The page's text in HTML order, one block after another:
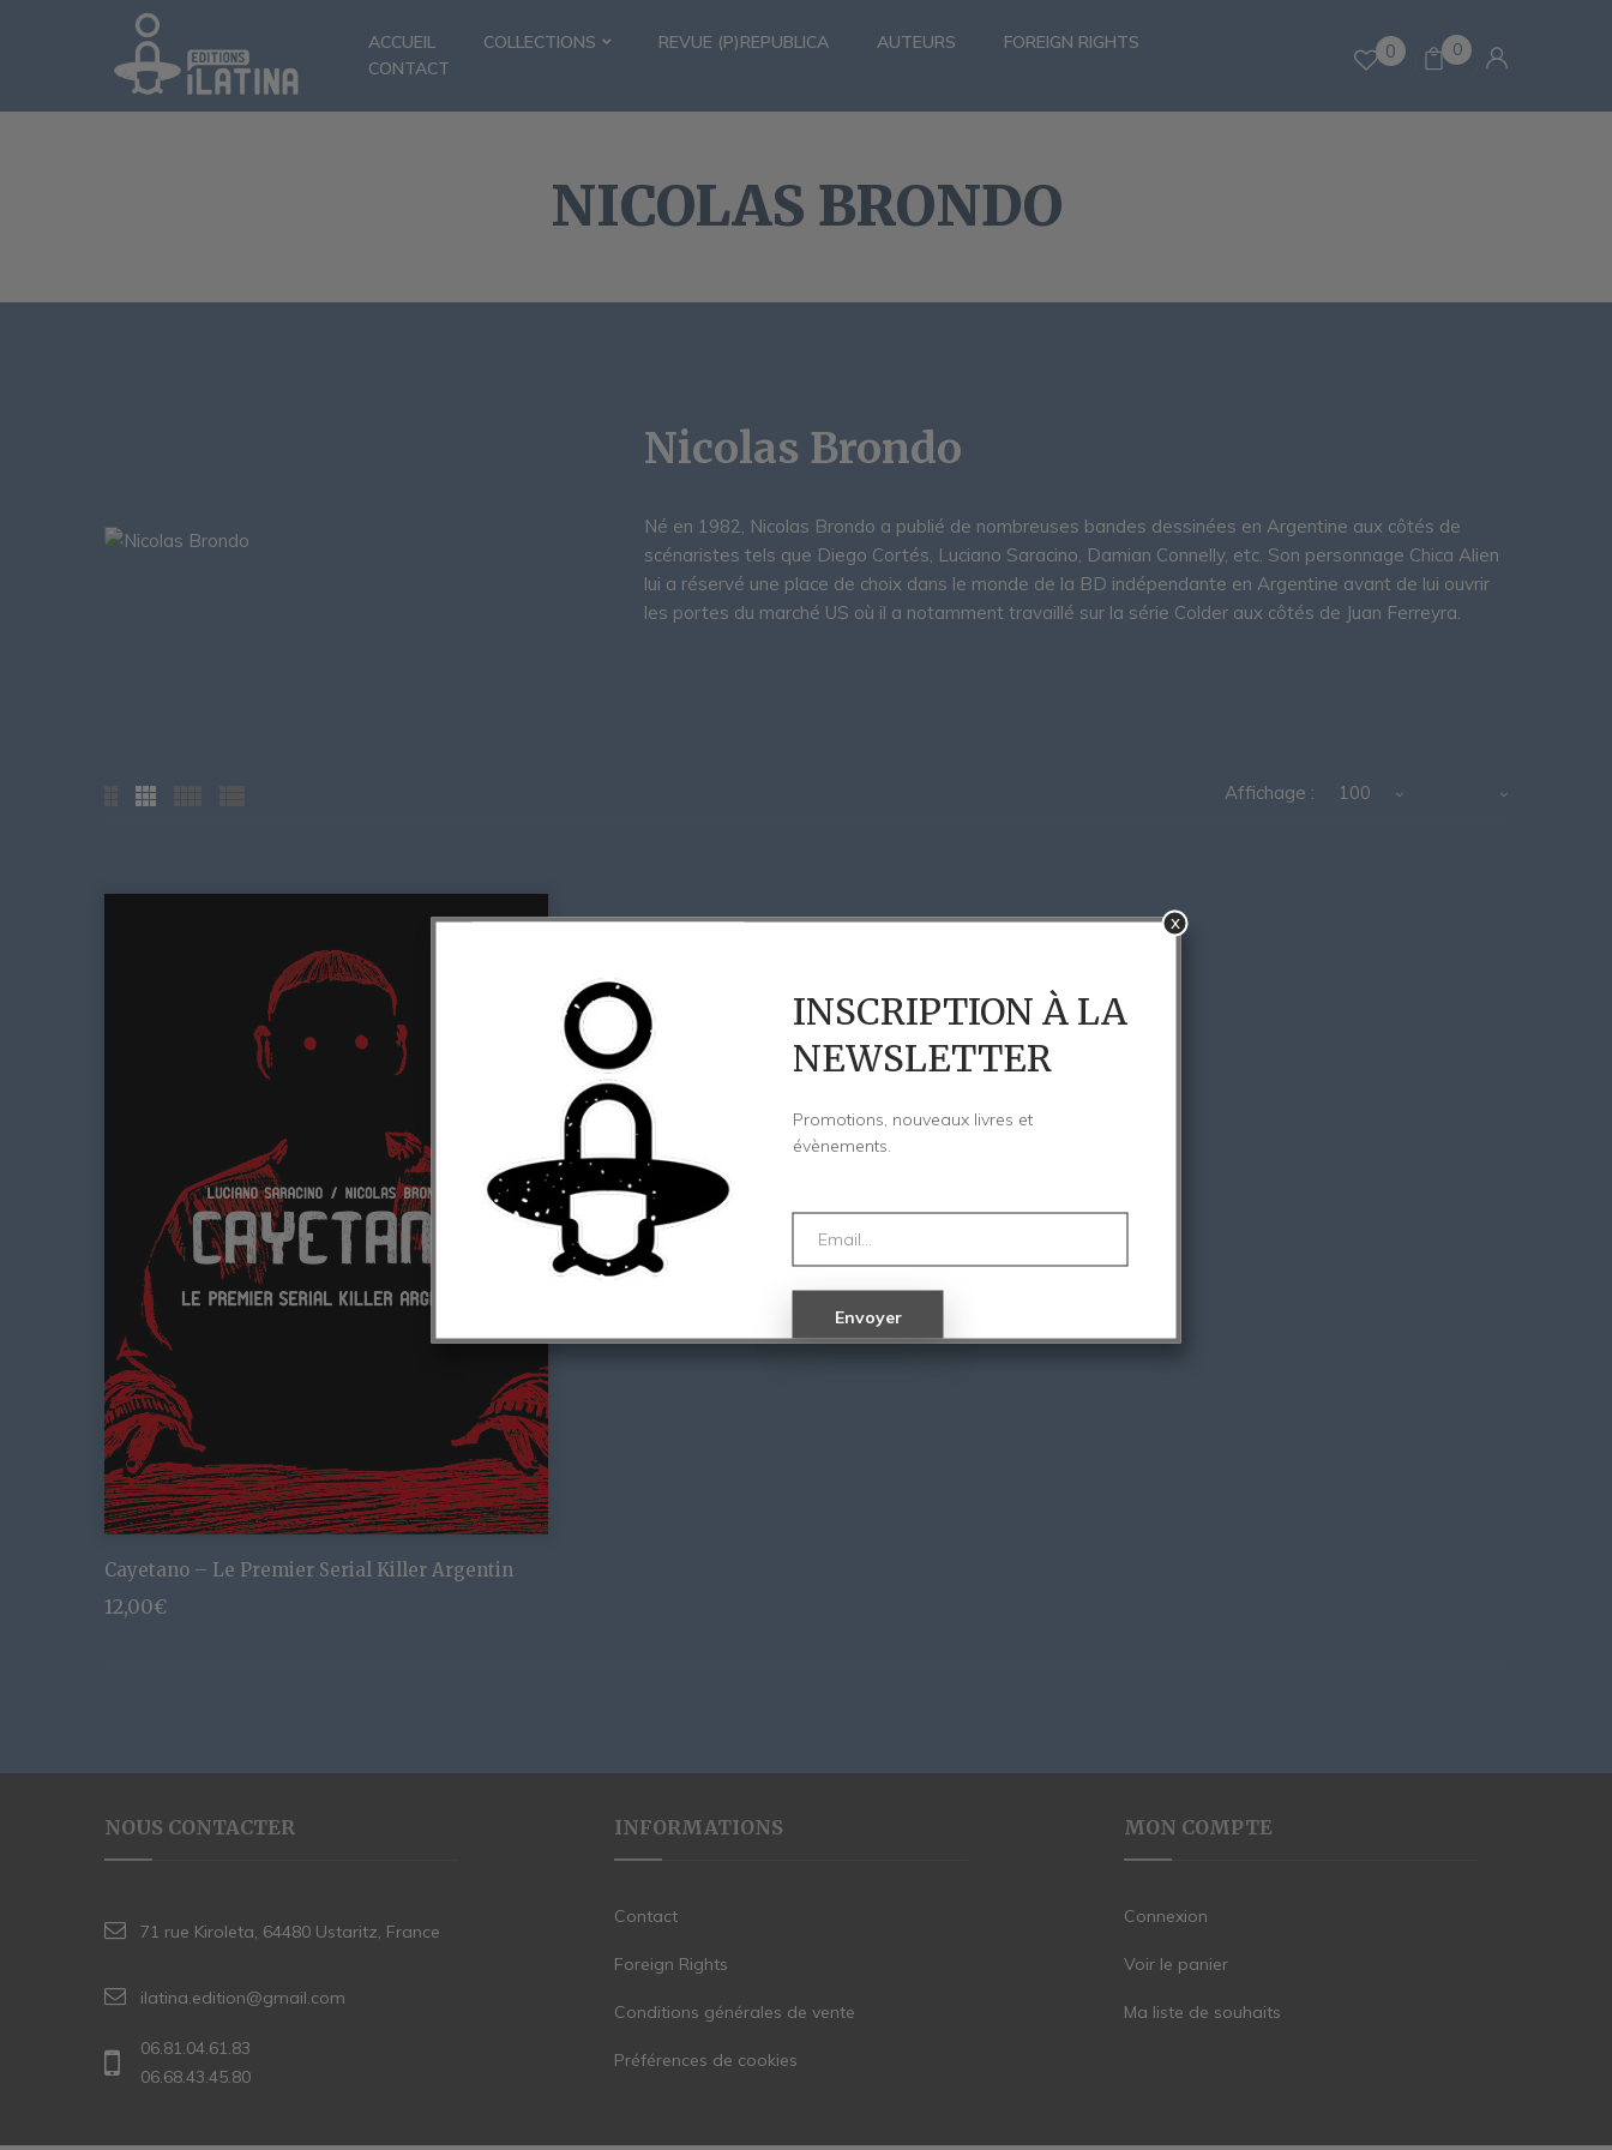
ACCUEIL COLLECTIONS REVUE (P)REPUBLICA AUTEURS
FOREIGN RIGHTS
CONTACT
0 0
NICOLAS BRONDO
Nicolas Brondo
Né en 1982, Nicolas Brondo a publié de nombreuses bandes dessinées en Argentine aux côtés de
scénaristes tels que Diego Cortés, Luciano Saracino, Damian Connelly, etc. Son personnage Chica Alien
lui a réservé une place de choix dans le monde de la BD indépendante en Argentine avant de lui ouvrir
les portes du marché US où il a notamment travaillé sur la série Colder aux côtés de Juan Ferreyra.
Affichage : 100
Cayetano – Le Premier Serial Killer Argentin
12,00€
NOUS CONTACTER
71 rue Kiroleta, 64480 Ustaritz, France
ilatina.edition@gmail.com
06.81.04.61.83
06.68.43.45.80
INFORMATIONS
Contact
Foreign Rights
Conditions générales de vente
Préférences de cookies
MON COMPTE
Connexion
Voir le panier
Ma liste de souhaits
x
INSCRIPTION À LA
NEWSLETTER
Promotions, nouveaux livres et
évènements.